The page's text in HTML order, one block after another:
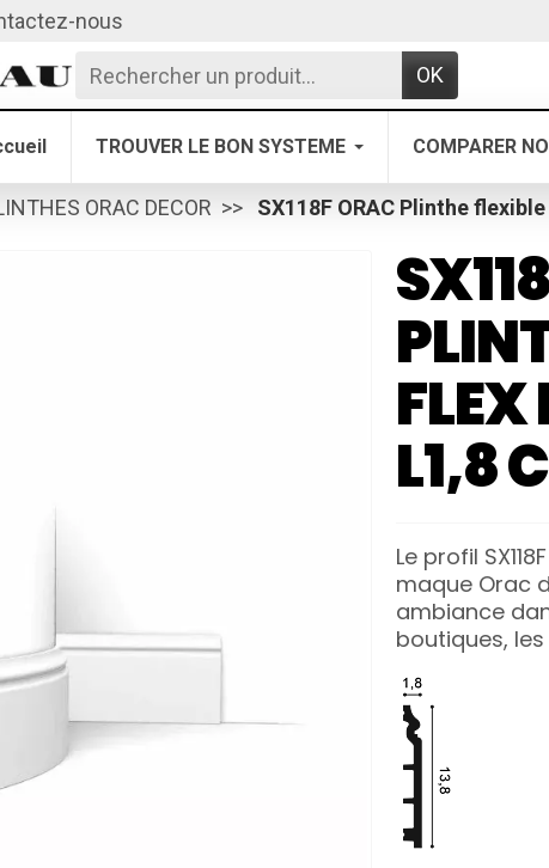
nous
OK
TROUVER LE BON SYSTEME COMPARER
ORAC DECOR SX118F ORAC Plinthe
L1,8
Le profil
maque Orac
ambiance
boutiques,